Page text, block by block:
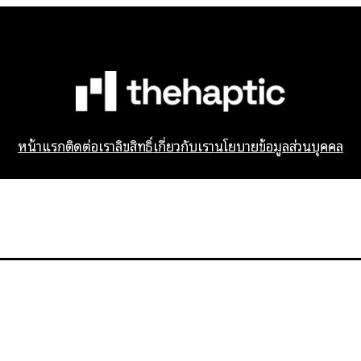
หน้าแรกติดต่อเราลิขสิทธิ์เกี่ยวกับเรานโยบายข้อมูลส่วนบุคคล